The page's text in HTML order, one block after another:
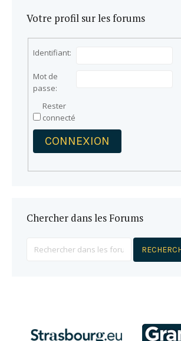
Votre profil sur les forums
Identifiant:
Mot de
passe:
Rester
connecté
CONNEXION
Chercher dans les Forums